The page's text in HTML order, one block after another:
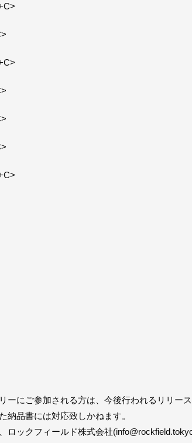
にご参加される方は、今後行われるリリー
納品書には対応致しかねます。
ックフィールド株式会社